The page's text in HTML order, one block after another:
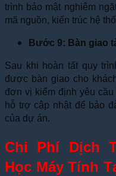
trình bảo mật nghiêm
mã nguồn, kiến trúc hệ
Bước 9: Bàn giao
Sau khi hoàn tất quy
được bàn giao cho
đơn vị kiểm định yêu
hỗ trợ cập nhật để bảo
của dự án.
Chi Phí Dịch
Học Máy Tính